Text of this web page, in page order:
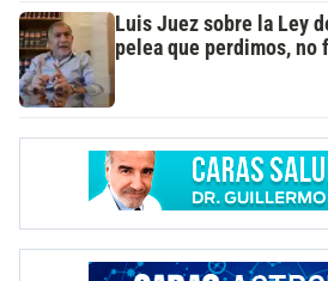
Luis Juez sobre la Ley
pelea que perdimos,